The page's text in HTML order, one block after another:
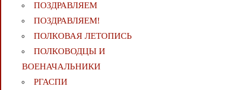
ПОЗДРАВЛЯЕМ
ПОЗДРАВЛЯЕМ!
ПОЛКОВАЯ ЛЕТОПИСЬ
ПОЛКОВОДЦЫ И
ВОЕНАЧАЛЬНИКИ
РГАСПИ